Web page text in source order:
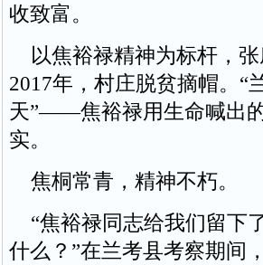
收致富。
以焦裕禄精神为标杆，张
2017年，村庄脱贫摘帽。“
天”——焦裕禄用生命喊出
实。
焦桐常青，精神不朽。
“焦裕禄同志给我们留下
什么？”在兰考县考察期间